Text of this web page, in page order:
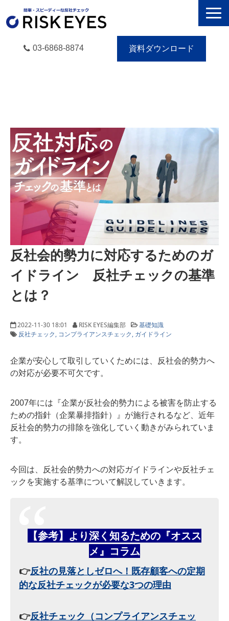
03-6868-8874 資料ダウンロード
セミナー／イベント
eBooks
お役立ち情報
無料トライアル
反社会的勢力に対応するためのガ
イドライン 反社チェックの基準
とは？
2022-11-30 18:01 RISK EYES編集部
基礎知識
反社チェック コンプライアンスチェック ガイドライン
企業が安心して取引していくためには、反社会的勢力へ
の対応が必要不可欠です。
2007年には『企業が反社会的勢力による被害を防止する
ための指針（企業暴排指針）』が施行されるなど、近年
反社会的勢力の排除を強化していく動きがみられていま
す。
今回は、反社会的勢力への対応ガイドラインや反社チェ
ックを実施する基準について解説していきます。
【参考】より深く知るための『オスス
メ』コラム
👉反社の見落としゼロへ！既存顧客への定期
的な反社チェックが必要な3つの理由
👉反社チェック（コンプライアンスチェッ